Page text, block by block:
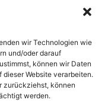
wir Technologien wie
und/oder darauf
können wir Daten
Website verarbeiten.
zurückziehst, können
werden.